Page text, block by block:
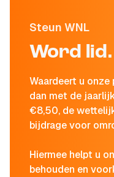
Steun WNL
Word
Waardeert u onze
dan met de
€8,50, de
bijdrage voor
Hiermee helpt u
behouden en